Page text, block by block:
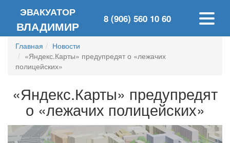
ЭВАКУАТОР
ВЛАДИМИР 8 (906) 560 10 60
Главная
Новости
«Яндекс.Карты» предупредят о «лежачих
полицейских»
«Яндекс.Карты» предупредят
о «лежачих полицейских»